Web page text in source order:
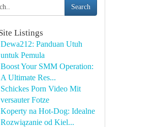
Search
Listings
Dewa212: Panduan Utuh
untuk Pemula
Boost Your SMM Operation:
A Ultimate Res...
Schickes Porn Video Mit
versauter Fotze
Koperty na Hot-Dog: Idealne
Rozwiązanie od Kiel...